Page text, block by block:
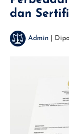
dan
Admin
Sertifikat